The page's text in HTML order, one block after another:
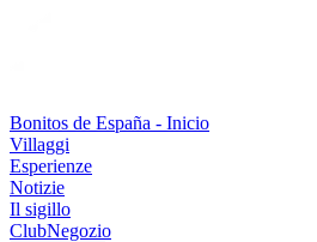
Bonitos de España - Inicio
Villaggi
Esperienze
Notizie
Il sigillo
ClubNegozio